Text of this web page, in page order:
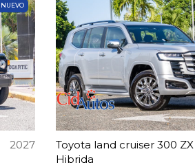
NUEVO
2027
Toyota land cruiser 300 ZX
Hibrida